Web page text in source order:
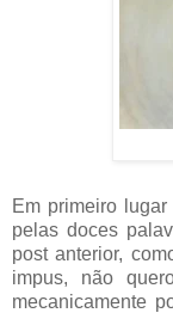
Em primeiro
pelas doces
post anterior,
impus, não
mecanicamente